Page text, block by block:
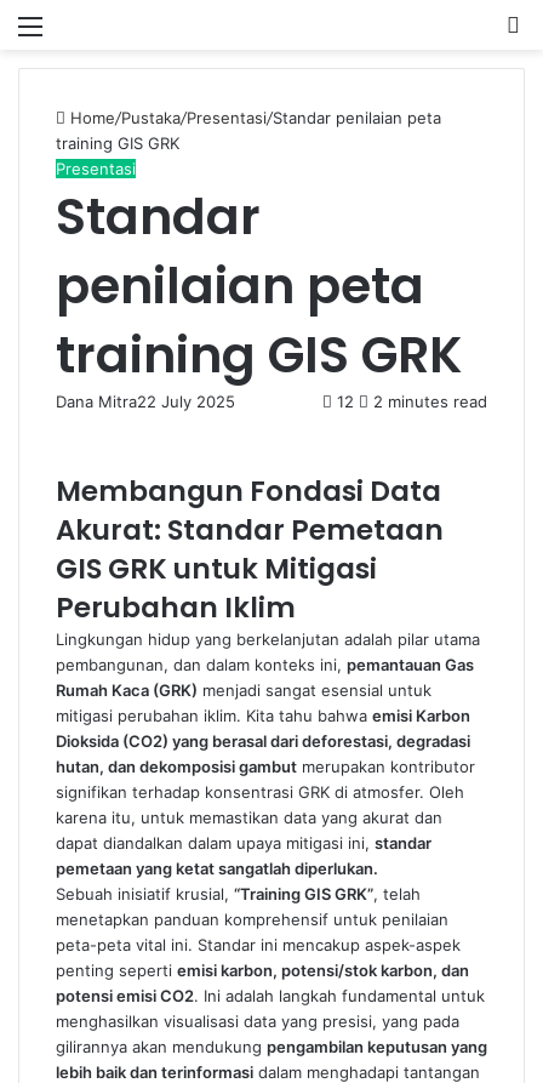
Menu
Home/Pustaka/Presentasi/Standar penilaian peta
training GIS GRK
Presentasi
Standar
penilaian peta
training GIS GRK
Dana Mitra22 July 2025 12 2 minutes read
Membangun Fondasi Data
Akurat: Standar Pemetaan
GIS GRK untuk Mitigasi
Perubahan Iklim
Lingkungan hidup yang berkelanjutan adalah pilar utama
pembangunan, dan dalam konteks ini, pemantauan Gas
Rumah Kaca (GRK) menjadi sangat esensial untuk
mitigasi perubahan iklim. Kita tahu bahwa emisi Karbon
Dioksida (CO2) yang berasal dari deforestasi, degradasi
hutan, dan dekomposisi gambut merupakan kontributor
signifikan terhadap konsentrasi GRK di atmosfer. Oleh
karena itu, untuk memastikan data yang akurat dan
dapat diandalkan dalam upaya mitigasi ini, standar
pemetaan yang ketat sangatlah diperlukan.
Sebuah inisiatif krusial, “Training GIS GRK”, telah
menetapkan panduan komprehensif untuk penilaian
peta-peta vital ini. Standar ini mencakup aspek-aspek
penting seperti emisi karbon, potensi/stok karbon, dan
potensi emisi CO2. Ini adalah langkah fundamental untuk
menghasilkan visualisasi data yang presisi, yang pada
gilirannya akan mendukung pengambilan keputusan yang
lebih baik dan terinformasi dalam menghadapi tantangan